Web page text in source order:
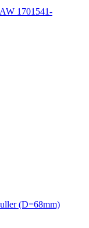
1701541-
(D=68mm)